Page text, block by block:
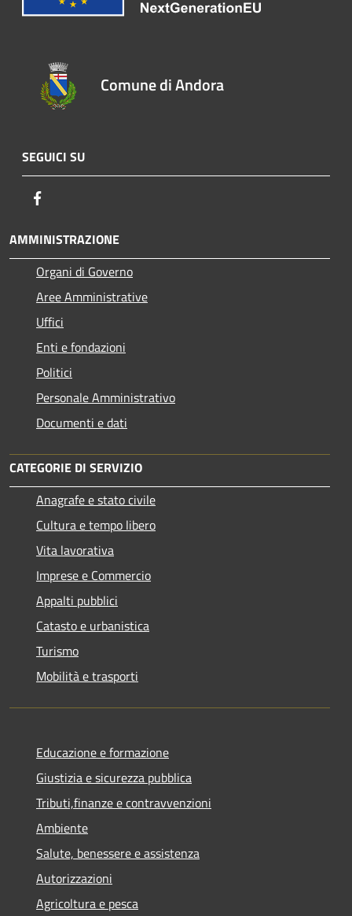
Comune di Andora
SEGUICI SU
AMMINISTRAZIONE
Organi di Governo
Aree Amministrative
Uffici
Enti e fondazioni
Politici
Personale Amministrativo
Documenti e dati
CATEGORIE DI SERVIZIO
Anagrafe e stato civile
Cultura e tempo libero
Vita lavorativa
Imprese e Commercio
Appalti pubblici
Catasto e urbanistica
Turismo
Mobilità e trasporti
Educazione e formazione
Giustizia e sicurezza pubblica
Tributi,finanze e contravvenzioni
Ambiente
Salute, benessere e assistenza
Autorizzazioni
Agricoltura e pesca